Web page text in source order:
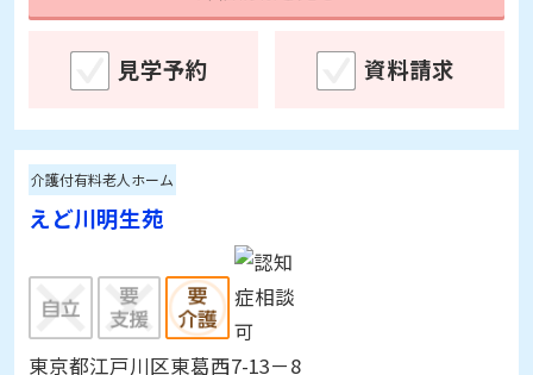
竹の塚明生苑 六月
東京都足立区六月2-35-8
入居時費用：0～126万円
21.1～24.6万円
詳細情報を見る